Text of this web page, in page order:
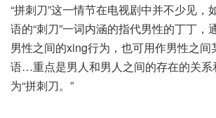
“拼刺刀”这一情节在电视剧中并不少见，
语的“刺刀”一词内涵的指代男性的丁丁，
男性之间的xing行为，也可用作男性之间
语…重点是男人和男人之间的存在的关系
为“拼刺刀。”